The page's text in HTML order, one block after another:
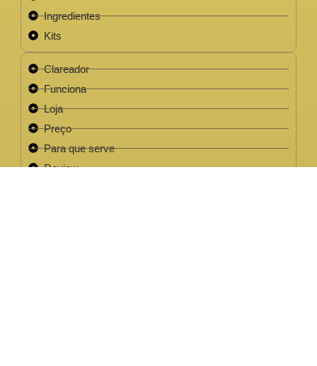
Ingredientes
Kits
Clareador
Funciona
Loja
Preço
Para que serve
Review